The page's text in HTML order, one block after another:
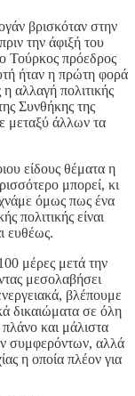
βρισκόταν στην
την άφιξή του
Τούρκος πρόεδρος
ήταν η πρώτη φορά
αλλαγή πολιτικής
Συνθήκης της
μεταξύ άλλων τα
είδους θέματα η
μπορεί, κι
όμως πως ένα
πολιτικής είναι
ευθέως.
μέρες μετά την
μεσολαβήσει
βλέπουμε
δικαιώματα σε όλη
και μάλιστα
συμφερόντων, αλλά
η οποία πλέον για